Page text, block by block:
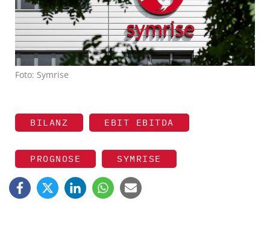
Foto: Symrise
BILANZ EBIT EBITDA
PROGNOSE SYMRISE